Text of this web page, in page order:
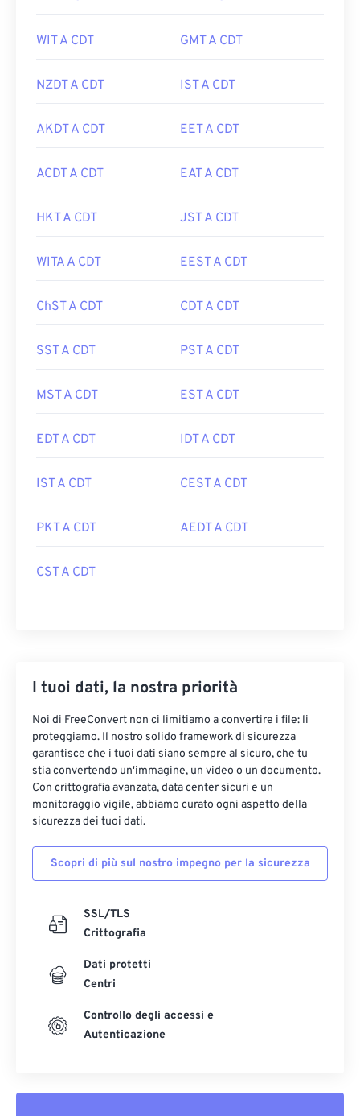
WIT A CDT GMT A CDT
NZDT A CDT IST A CDT
AKDT A CDT EET A CDT
ACDT A CDT EAT A CDT
HKT A CDT JST A CDT
WITA A CDT EEST A CDT
ChST A CDT CDT A CDT
SST A CDT PST A CDT
MST A CDT EST A CDT
EDT A CDT IDT A CDT
IST A CDT CEST A CDT
PKT A CDT AEDT A CDT
CST A CDT
I tuoi dati, la nostra priorità
Noi di FreeConvert non ci limitiamo a convertire i file: li
proteggiamo. Il nostro solido framework di sicurezza
garantisce che i tuoi dati siano sempre al sicuro, che tu
stia convertendo un'immagine, un video o un documento.
Con crittografia avanzata, data center sicuri e un
monitoraggio vigile, abbiamo curato ogni aspetto della
sicurezza dei tuoi dati.
Scopri di più sul nostro impegno per la sicurezza
SSL/TLS
Crittografia
Dati protetti
Centri
Controllo degli accessi e
Autenticazione